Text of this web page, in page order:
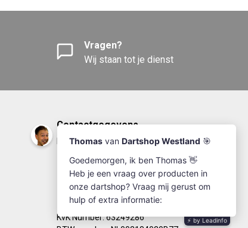
Vragen?
Wij staan tot je dienst
Contactgegevens
DartshopWestland.nl
info@dartshopwestland.nl
Kleine Woerdlaan 19
2671 CA - Naaldwijk
KvK Number: 63249286